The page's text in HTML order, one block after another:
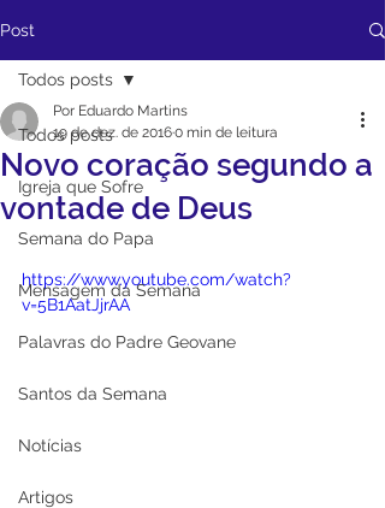
Post
Todos posts
Igreja que Sofre
Semana do Papa
Mensagem da Semana
Palavras do Padre Geovane
Santos da Semana
Notícias
Artigos
Todos posts
Novo coração segundo a
vontade de Deus
Por Eduardo Martins
19 de dez. de 20160 min de leitura
https://www.youtube.com/watch?
v=5B1AatJjrAA